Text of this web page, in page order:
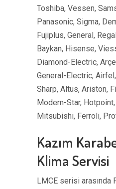
Toshiba, Vessen,
Panasonic, Sigma,
Fujiplus, General,
Baykan, Hisense,
Diamond-Electric,
General-Electric,
Sharp, Altus, Ariston,
Modern-Star,
Mitsubishi, Ferroli,
Kazım
Klima Servisi
LMCE serisi arasında